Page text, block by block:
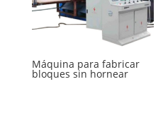
Máquina para fabricar
bloques sin hornear